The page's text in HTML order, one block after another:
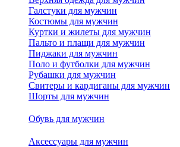
Галстуки для мужчин
Костюмы для мужчин
Куртки и жилеты для мужчин
Пальто и плащи для мужчин
Пиджаки для мужчин
Поло и футболки для мужчин
Рубашки для мужчин
Свитеры и кардиганы для мужчин
Шорты для мужчин
Обувь для мужчин
Аксессуары для мужчин